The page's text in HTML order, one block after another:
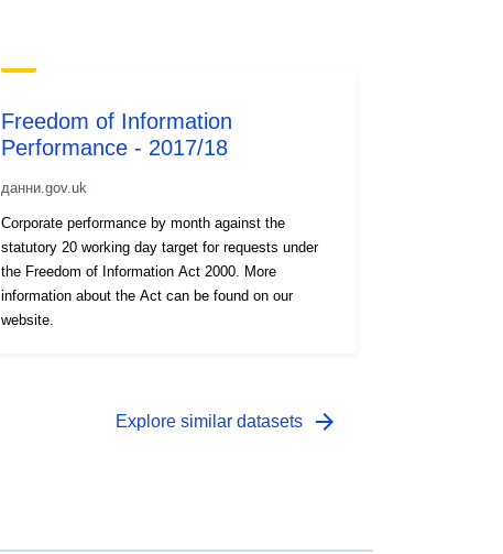
Freedom of Information
Performance - 2017/18
данни.gov.uk
Corporate performance by month against the
statutory 20 working day target for requests under
the Freedom of Information Act 2000. More
information about the Act can be found on our
website.
Explore similar datasets arrow_forward